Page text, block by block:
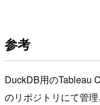
参考
DuckDB用のTableau
のリポジトリにて管